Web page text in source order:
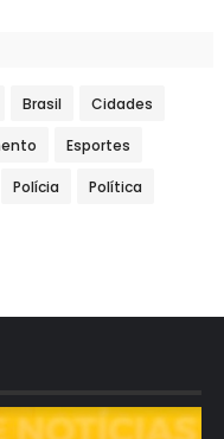
Brasil Cidades
Esportes
Polícia Política